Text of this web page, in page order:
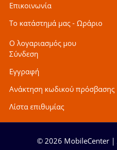
Επικοινωνία
Το κατάστημά μας - Ωράριο
Ο λογαριασμός μου
Σύνδεση
Εγγραφή
Ανάκτηση κωδικού πρόσβασης
Λίστα επιθυμίας
© 2026 MobileCenter |